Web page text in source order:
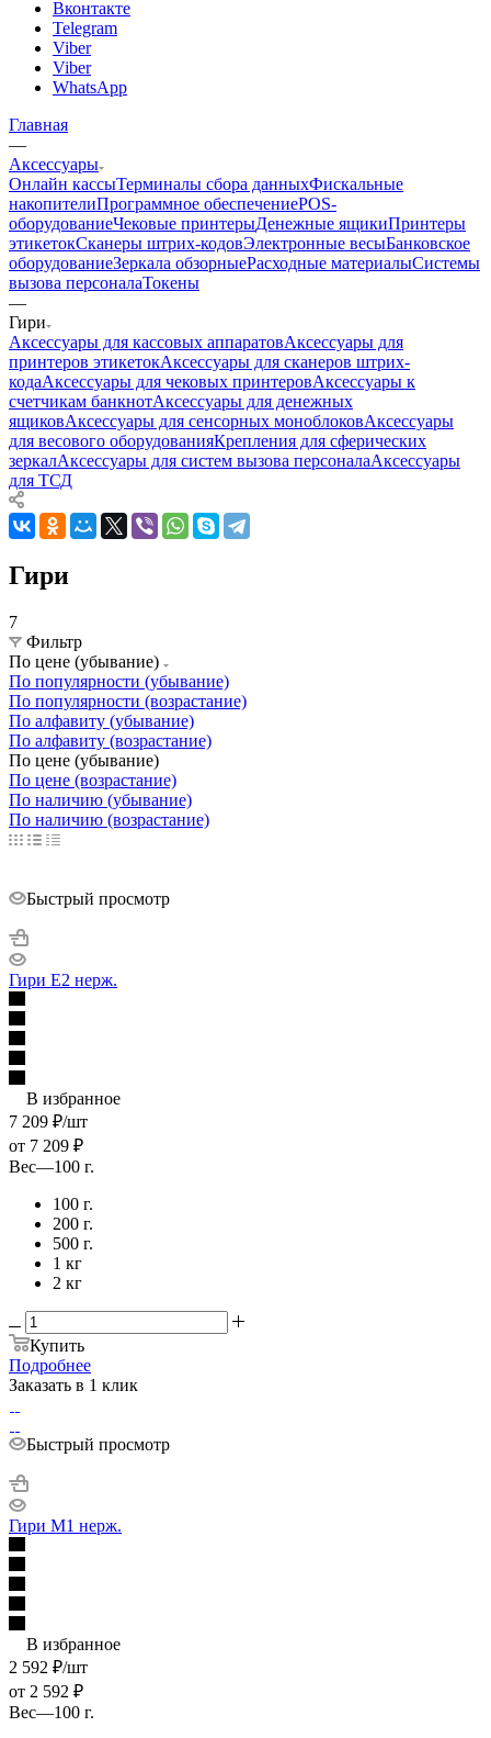
Вконтакте
Telegram
Viber
Viber
WhatsApp
Главная
—
Аксессуары
Онлайн кассыТерминалы сбора данныхФискальные
накопителиПрограммное обеспечениеPOS-
оборудованиеЧековые принтерыДенежные ящикиПринтеры
этикетокСканеры штрих-кодовЭлектронные весыБанковское
оборудованиеЗеркала обзорныеРасходные материалыСистемы
вызова персоналаТокены
—
Гири
Аксессуары для кассовых аппаратовАксессуары для
принтеров этикетокАксессуары для сканеров штрих-
кодаАксессуары для чековых принтеровАксессуары к
счетчикам банкнотАксессуары для денежных
ящиковАксессуары для сенсорных моноблоковАксессуары
для весового оборудованияКрепления для сферических
зеркалАксессуары для систем вызова персоналаАксессуары
для ТСД
Гири
7
Фильтр
По цене (убывание)
По популярности (убывание)
По популярности (возрастание)
По алфавиту (убывание)
По алфавиту (возрастание)
По цене (убывание)
По цене (возрастание)
По наличию (убывание)
По наличию (возрастание)
Быстрый просмотр
Гири E2 нерж.
В избранное
7 209 ₽/шт
от 7 209 ₽
Вес—100 г.
100 г.
200 г.
500 г.
1 кг
2 кг
Купить
Подробнее
Заказать в 1 клик
Быстрый просмотр
Гири М1 нерж.
В избранное
2 592 ₽/шт
от 2 592 ₽
Вес—100 г.